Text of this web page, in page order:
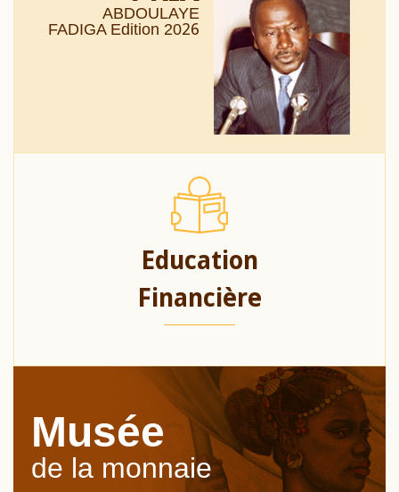
ABDOULAYE
FADIGA Edition 2026
Education
Financière
Musée
de la monnaie